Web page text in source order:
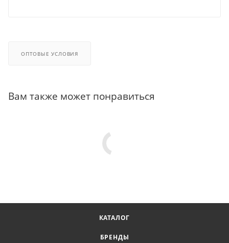
ОПТОВЫЕ УСЛОВИЯ
Вам также может понравиться
КАТАЛОГ
БРЕНДЫ